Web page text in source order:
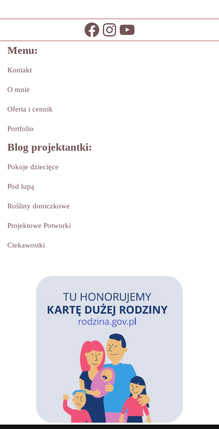
Menu:
Kontakt
O mnie
Oferta i cennik
Portfolio
Blog projektantki:
Pokoje dziecięce
Pod lupą
Rośliny doniczkowe
Projektowe Potworki
Ciekawostki